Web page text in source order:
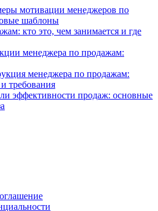
мотивации менеджеров по
шаблоны
кто это, чем занимается и где
менеджера по продажам:
менеджера по продажам:
требования
эффективности продаж: основные